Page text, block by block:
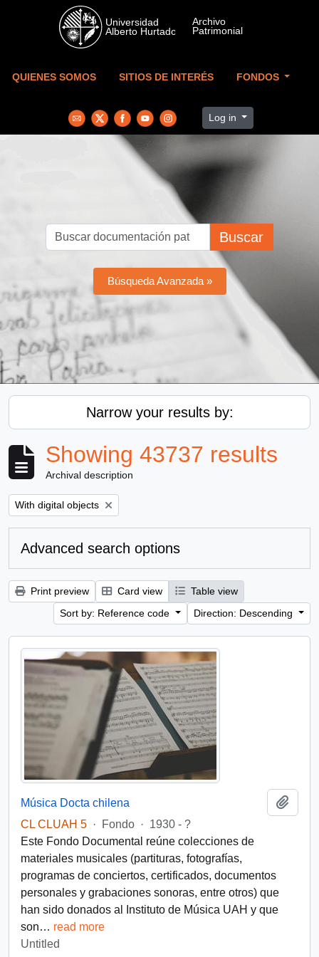
Skip to main content
QUIENES SOMOS SITIOS DE INTERÉS FONDOS
Log in
Buscar
Búsqueda Avanzada »
Narrow your results by:
Showing 43737 results
Archival description
Remove filter:
With digital objects
Advanced search options
Print preview Card view
Table view
Sort by: Reference code
Direction: Descending
Música Docta chilena
CL CLUAH 5 · Fondo · 1930 - ?
Este Fondo Documental reúne colecciones de
materiales musicales (partituras, fotografías,
programas de conciertos, certificados, documentos
personales y grabaciones sonoras, entre otros) que
han sido donados al Instituto de Música UAH y que
son… read more
Untitled